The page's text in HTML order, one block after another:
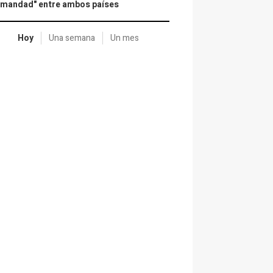
entre ambos países
Hoy Una semana Un mes